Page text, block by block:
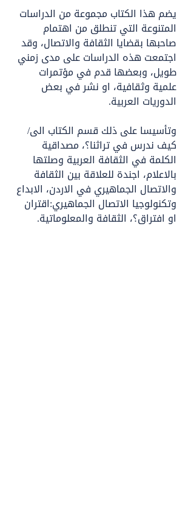
يضم هذا الكتاب مجموعة من الدراسات
المتنوعة التي تنطلق من اهتمام
صاحبها بقضايا الثقافة والاتصال، وقد
اجتمعت هذه الدراسات على مدى زمني
طويل، وبعضها قدم في مؤتمرات
علمية وثقافية، او نشر في بعض
الدوريات العربية.
وتأسيسا على ذلك قسم الكتاب الى/
كيف ندرس في تراثنا؟، مصداقية
الكلمة في الثقافة العربية وصلتها
بالاعلام، اجندة للعلاقة بين الثقافة
والاتصال الجماهيري في الاردن، الابداع
وتكنولوجيا الاتصال الجماهيري:اقتران
او افتراق؟، الثقافة والمعلوماتية.